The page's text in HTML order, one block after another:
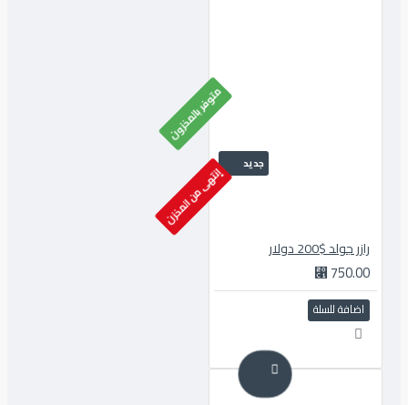
متوفر بالمخزون
إنتهى من المخزن
رازر جولد $200 دولار
750.00 ⃁
اضافة للسلة